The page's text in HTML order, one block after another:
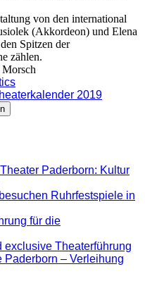
von den international
(Akkordeon) und Elena
Spitzen der
zählen.
2019
Paderborn: Kultur
Ruhrfestspiele in
für die
exclusive Theaterführung
Paderborn – Verleihung